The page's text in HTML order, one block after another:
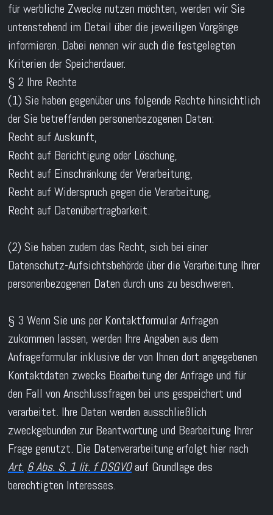
für werbliche Zwecke nutzen möchten, werden wir Sie
untenstehend im Detail über die jeweiligen Vorgänge
informieren. Dabei nennen wir auch die festgelegten
Kriterien der Speicherdauer.
§ 2 Ihre Rechte
(1) Sie haben gegenüber uns folgende Rechte hinsichtlich
der Sie betreffenden personenbezogenen Daten:
Recht auf Auskunft,
Recht auf Berichtigung oder Löschung,
Recht auf Einschränkung der Verarbeitung,
Recht auf Widerspruch gegen die Verarbeitung,
Recht auf Datenübertragbarkeit.
(2) Sie haben zudem das Recht, sich bei einer
Datenschutz-Aufsichtsbehörde über die Verarbeitung Ihrer
personenbezogenen Daten durch uns zu beschweren.
§ 3 Wenn Sie uns per Kontaktformular Anfragen
zukommen lassen, werden Ihre Angaben aus dem
Anfrageformular inklusive der von Ihnen dort angegebenen
Kontaktdaten zwecks Bearbeitung der Anfrage und für
den Fall von Anschlussfragen bei uns gespeichert und
verarbeitet. Ihre Daten werden ausschließlich
zweckgebunden zur Beantwortung und Bearbeitung Ihrer
Frage genutzt. Die Datenverarbeitung erfolgt hier nach
Art. 6 Abs. S. 1 lit. f DSGVO auf Grundlage des
berechtigten Interesses.